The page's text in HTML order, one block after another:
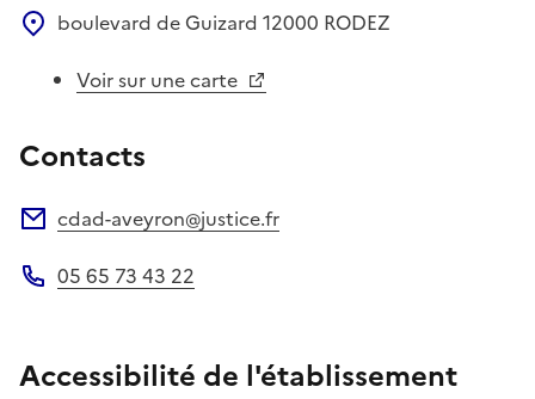
boulevard de Guizard 12000 RODEZ
Voir sur une carte
Contacts
cdad-aveyron@justice.fr
05 65 73 43 22
Accessibilité de l'établissement